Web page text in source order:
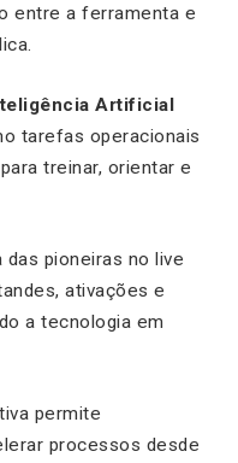
entre a ferramenta e
Artificial
tarefas operacionais
treinar, orientar e
pioneiras no live
ativações e
a tecnologia em
permite
processos desde